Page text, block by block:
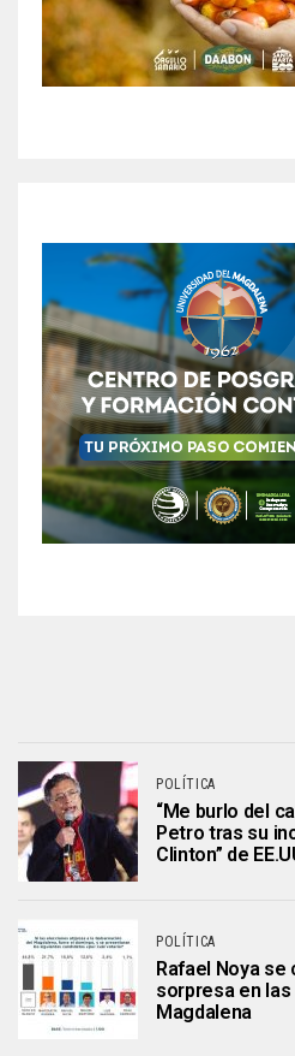
POLÍTICA
“Me burlo del
Petro tras su
Clinton” de
POLÍTICA
Rafael Noya
sorpresa en
Magdalena